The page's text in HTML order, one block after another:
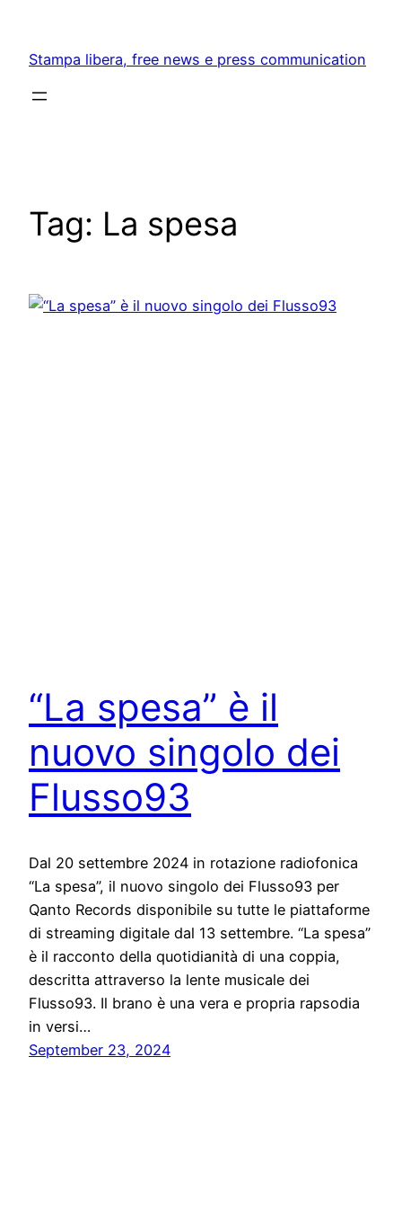
content
Stampa libera, free news e press communication
Tag: La spesa
“La spesa” è il
nuovo singolo dei
Flusso93
Dal 20 settembre 2024 in rotazione radiofonica
“La spesa”, il nuovo singolo dei Flusso93 per
Qanto Records disponibile su tutte le piattaforme
di streaming digitale dal 13 settembre. “La spesa”
è il racconto della quotidianità di una coppia,
descritta attraverso la lente musicale dei
Flusso93. Il brano è una vera e propria rapsodia
in versi…
September 23, 2024